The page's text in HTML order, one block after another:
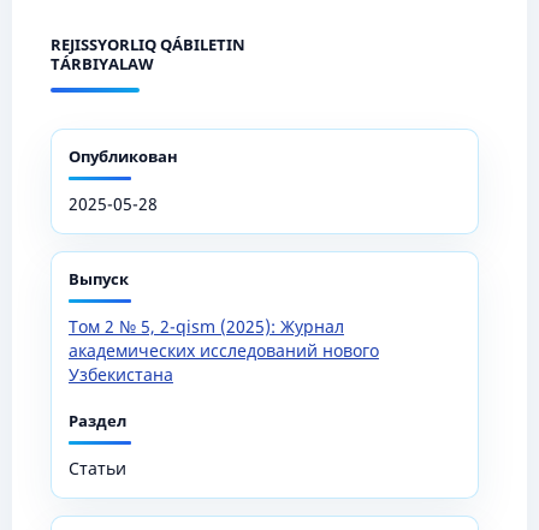
REJISSYORLIQ QÁBILETIN
TÁRBIYALAW
Опубликован
2025-05-28
Выпуск
Том 2 № 5, 2-qism (2025): Журнал
академических исследований нового
Узбекистана
Раздел
Статьи